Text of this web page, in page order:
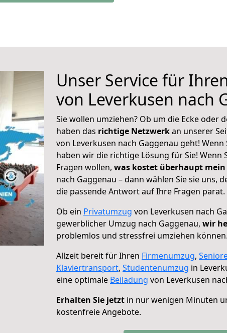
Unser Service für
von Leverkusen nach
Sie wollen umziehen? Ob um die Ecke oder
haben das richtige Netzwerkan unserer
von Leverkusen nach Gaggenau geht!
haben wir die richtige Lösung für Sie! Wenn
Fragen wollen, was kostet überhaupt mein
nach Gaggenau – dann wählen Sie sie uns,
die passende Antwort auf Ihre Fragen parat.
Ob ein Privatumzug von Leverkusen nach
gewerblicher Umzug nach Gaggenau, wir
problemlos und stressfrei umziehen können.
Allzeit bereit für Ihren Firmenumzug,
Klaviertransport, Studentenumzug in
eine optimale Beiladung von Leverkusen
Erhalten Sie jetzt in nur wenigen Minuten
kostenfreie Angebote.